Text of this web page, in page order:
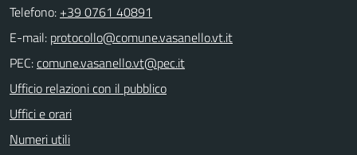
Telefono: +39 0761 40891
E-mail:
PEC:
Ufficio relazioni con il pubblico
Uffici e orari
Numeri utili